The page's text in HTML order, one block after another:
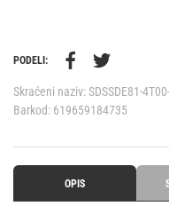
PODELI:
Skraćeni naziv:SDSSDE81-
Barkod: 619659184735
OPIS